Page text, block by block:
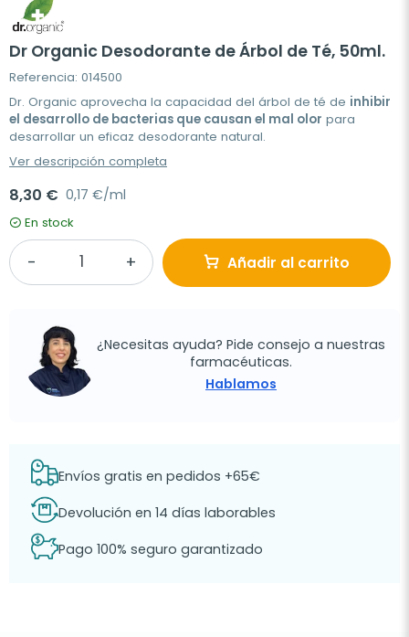
Dr Organic Desodorante de Árbol de Té, 50ml.
Referencia: 014500
Dr. Organic aprovecha la capacidad del árbol de té de inhibir
el desarrollo de bacterias que causan el mal olor para
desarrollar un eficaz desodorante natural.
Ver descripción completa
8,30 € 0,17 €/ml
En stock
Añadir al carrito
¿Necesitas ayuda? Pide consejo a nuestras
farmacéuticas.
Hablamos
Envíos gratis en pedidos +65€
Devolución en 14 días laborables
Pago 100% seguro garantizado